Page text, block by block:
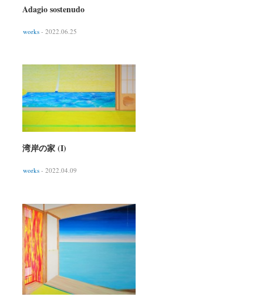
Adagio sostenudo
works - 2022.06.25
湾岸の家 (I)
works - 2022.04.09